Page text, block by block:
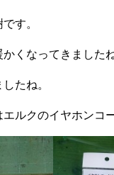
す。
かくなってきました
たね。
エルクのイヤホンコ